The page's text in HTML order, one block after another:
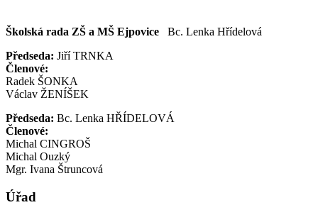
Školská rada ZŠ a MŠ Ejpovice Bc. Lenka Hřídelová
Předseda: Jiří TRNKA
Členové:
Radek ŠONKA
Václav ŽENÍŠEK
Předseda: Bc. Lenka HŘÍDELOVÁ
Členové:
Michal CINGROŠ
Michal Ouzký
Mgr. Ivana Štruncová
Úřad